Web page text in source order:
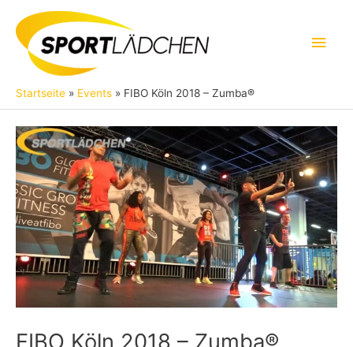
Inhalt
springen
Startseite Events FIBO Köln 2018 – Zumba®
FIBO Köln 2018 – Zumba®